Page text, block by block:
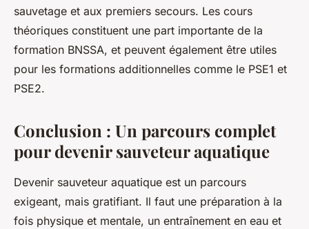
sauvetage et aux premiers secours. Les cours
théoriques constituent une part importante de la
formation BNSSA, et peuvent également être utiles
pour les formations additionnelles comme le PSE1 et
PSE2.
Conclusion : Un parcours complet
pour devenir sauveteur aquatique
Devenir sauveteur aquatique est un parcours
exigeant, mais gratifiant. Il faut une préparation à la
fois physique et mentale, un entraînement en eau et